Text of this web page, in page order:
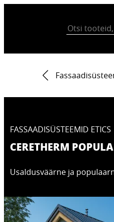
FASSAADISÜSTEEMID ETICS
CERETHERM
Usaldusväärne ja